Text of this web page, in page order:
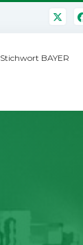
Stichwort BAYER